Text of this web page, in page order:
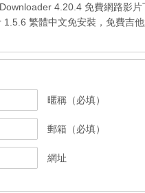
4.20.4 免費網路影片
1.5.6 繁體中文免安裝，免費吉
暱稱（必填）
郵箱（必填）
網址